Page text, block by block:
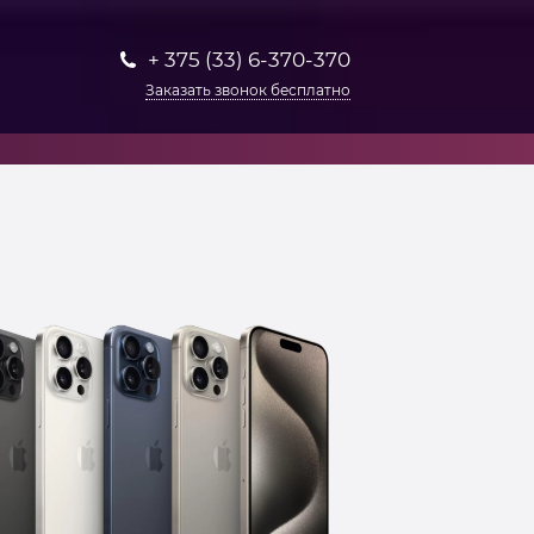
+ 375 (33) 6-370-370
Заказать звонок бесплатно